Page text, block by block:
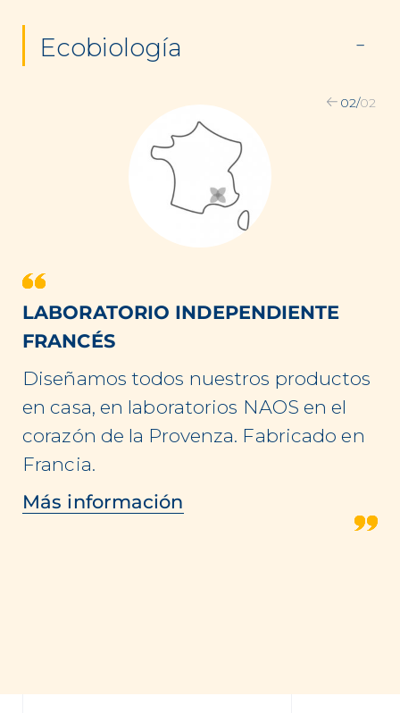
Ecobiología
LABORATORIO INDEPENDIENTE
FRANCÉS
Diseñamos todos nuestros productos
en casa, en laboratorios NAOS en el
corazón de la Provenza. Fabricado en
Francia.
Más información
02/02